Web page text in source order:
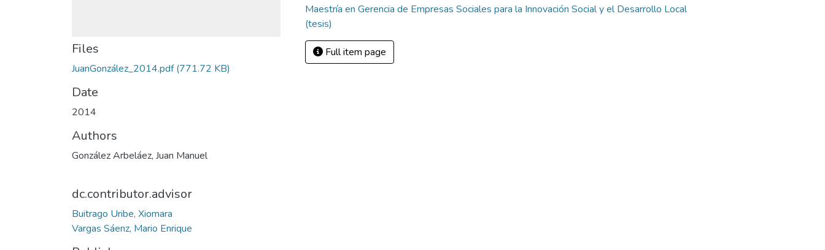
Files
JuanGonzález_2014.pdf(771.72 KB)
Date
2014
Authors
González Arbeláez, Juan Manuel
dc.contributor.advisor
Buitrago Uribe, Xiomara
Vargas Sáenz, Mario Enrique
Maestría en Gerencia de Empresas Sociales para la Innovación Social y el Desarrollo Local
(tesis)
Full item page